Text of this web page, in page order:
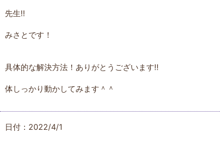
先生‼︎
みさとです！
具体的な解決方法！ありがとうございます‼︎
体しっかり動かしてみます＾＾
日付：2022/4/1